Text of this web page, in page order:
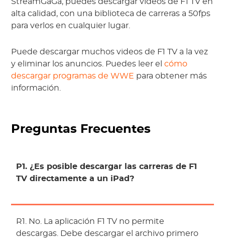
alta calidad, con una biblioteca de carreras a 50fps
para verlos en cualquier lugar.
Puede descargar muchos videos de F1 TV a la vez
y eliminar los anuncios. Puedes leer elcómo
descargar programas de WWE para obtener más
información.
Preguntas Frecuentes
P1. ¿Es posible descargar las carreras de F1
TV directamente a un iPad?
R1. No. La aplicación F1 TV no permite
descargas. Debe descargar el archivo primero